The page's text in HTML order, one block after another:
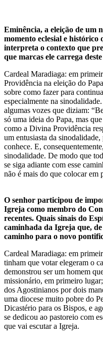
Eminência, a eleição de um
momento eclesial e
interpreta o contexto que
que marcas ele carrega
Cardeal Maradiaga: em
Providência na eleição do
sobre como fazer para
especialmente na
algumas vozes que diziam:
só uma ideia do Papa, mas
como a Divina Providência
um entusiasta da
conhece. E,
sinodalidade. De modo que
se siga adiante com esse
não é mais do que colocar
O senhor participou de
Igreja como membro do
recentes. Quais sinais do
caminhada da Igreja que,
caminho para o novo
Cardeal Maradiaga: em
tinham que votar elegeram o
demonstrou ser um homem
missionário, em primeiro
dos Agostinianos por dois
uma diocese muito pobre do
Dicastério para os Bispos, e
se dedicou ao pastoreio com
que vai escutar a Igreja.